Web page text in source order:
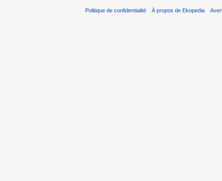
Politique de confidentialité À propos de Ekopedia